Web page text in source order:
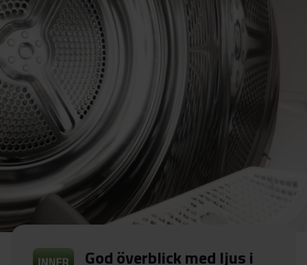
God överblick med ljus i